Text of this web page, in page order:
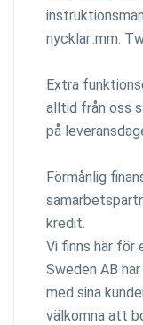
nycklar..mm.
Extra
alltid från oss
på
Förmånlig
kredit.
Vi finns här för
Sweden AB
med sina
välkomna att